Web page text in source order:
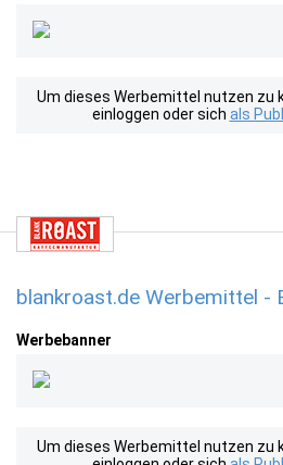
Um dieses Werbemittel nutzen zu
einloggen oder sich als
blankroast.de Werbemittel -
Werbebanner
Um dieses Werbemittel nutzen zu